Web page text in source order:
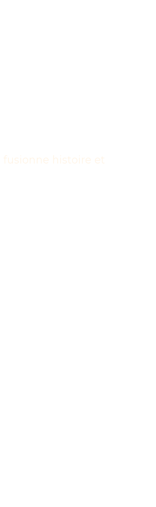
fusionne histoire et